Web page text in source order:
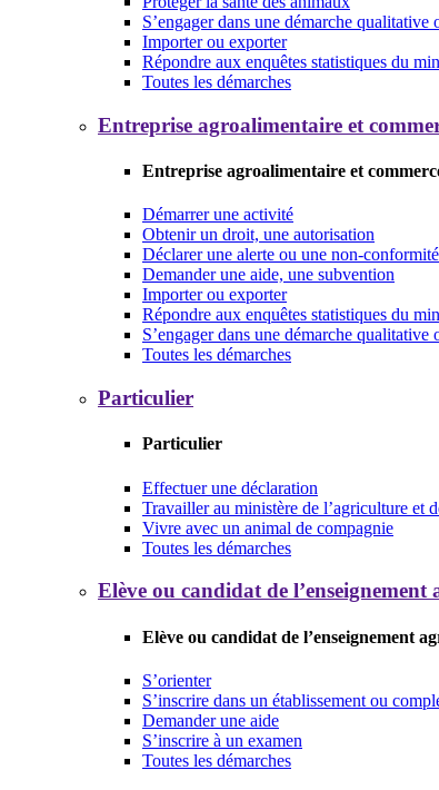
S’engager dans une démarche qualitative
Importer ou exporter
Répondre aux enquêtes statistiques du
Toutes les démarches
Entreprise agroalimentaire et
Entreprise agroalimentaire et
Démarrer une activité
Obtenir un droit, une autorisation
Déclarer une alerte ou une non-
Demander une aide, une subvention
Importer ou exporter
Répondre aux enquêtes statistiques du
S’engager dans une démarche qualitative
Toutes les démarches
Particulier
Particulier
Effectuer une déclaration
Travailler au ministère de l’agriculture et
Vivre avec un animal de compagnie
Toutes les démarches
Elève ou candidat de l’enseignement
Elève ou candidat de l’enseignement
S’orienter
S’inscrire dans un établissement ou
Demander une aide
S’inscrire à un examen
Toutes les démarches